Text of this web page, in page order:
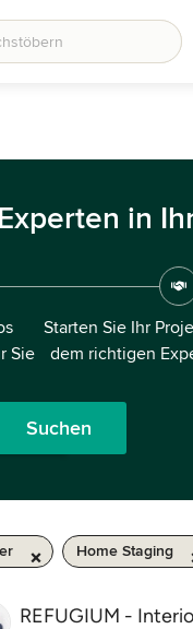
in
Sie
Starten Sie Ihr
dem richtigen
Suchen
Home Staging
REFUGIUM -